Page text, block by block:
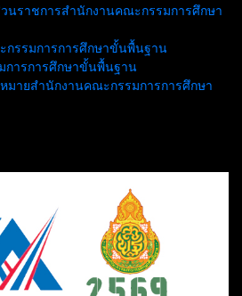
นราชการสำนักงานคณะกรรมการศึกษา
กรรมการการศึกษาขั้นพื้นฐาน
การการศึกษาขั้นพื้นฐาน
มายสำนักงานคณะกรรมการการศึกษา